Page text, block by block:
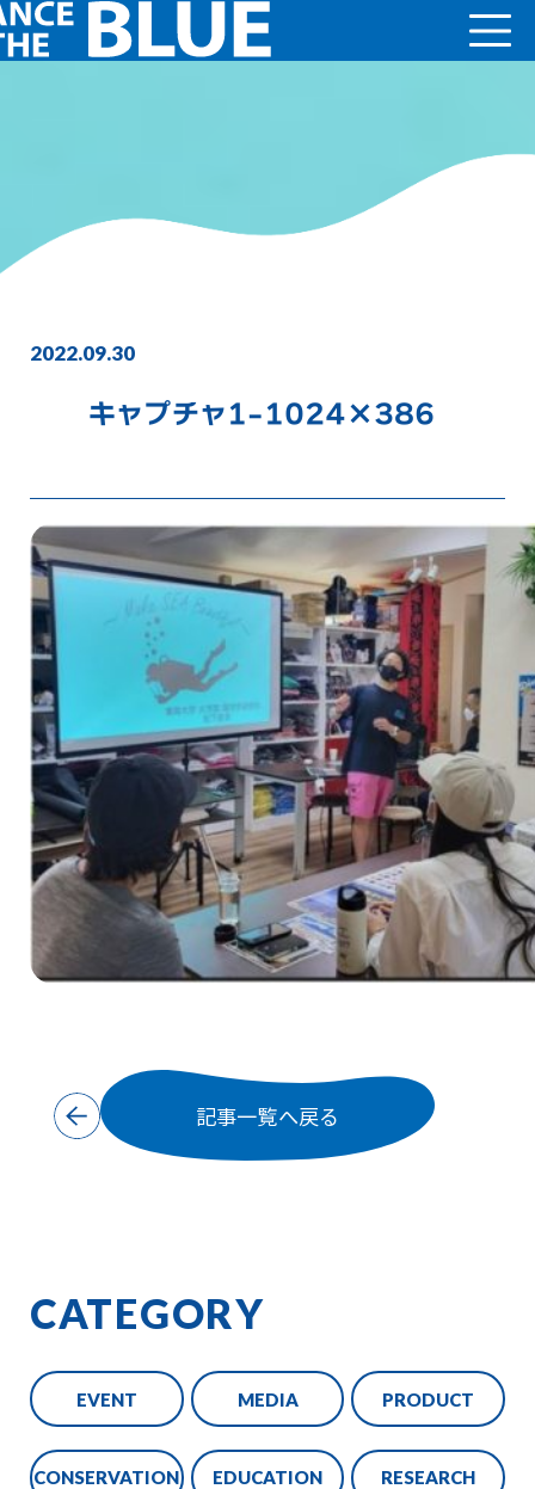
キャプチャ1-1024×386
2022.09.30
記事一覧へ戻る
CATEGORY
EVENT MEDIA PRODUCT
CONSERVATION EDUCATION RESEARCH